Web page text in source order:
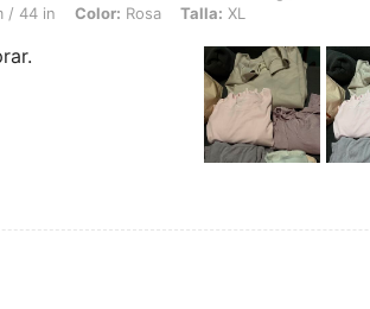
/ 44 in Color: Rosa Talla: XL